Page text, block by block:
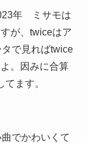
年 ミサモは
が、twiceはア
で見ればtwice
。因みに合算
ます。
でかわいくて